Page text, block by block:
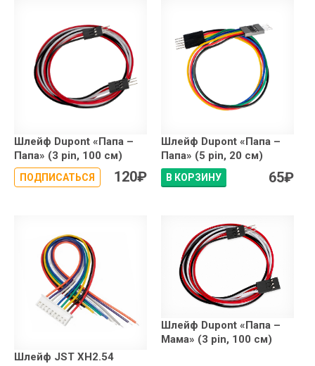
Шлейф Dupont «Папа –
Папа» (3 pin, 100 см)
ПОДПИСАТЬСЯ 120₽
Шлейф Dupont «Папа –
Папа» (5 pin, 20 см)
В КОРЗИНУ 65₽
Шлейф JST XH2.54
Шлейф Dupont «Папа –
Мама» (3 pin, 100 см)